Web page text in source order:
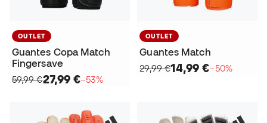
OUTLET
Guantes Copa Match
Fingersave
59,99 €27,99 €−53%
OUTLET
Guantes Match
29,99 €14,99 €−50%